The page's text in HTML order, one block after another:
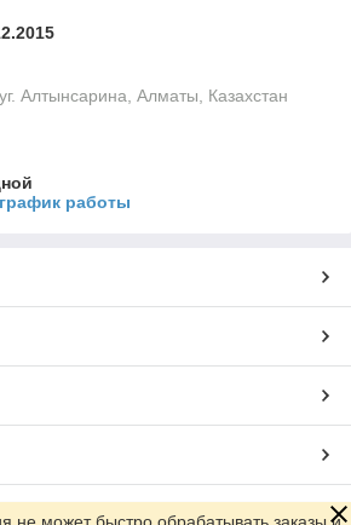
Алтынсарина, Алматы, Казахстан
работы